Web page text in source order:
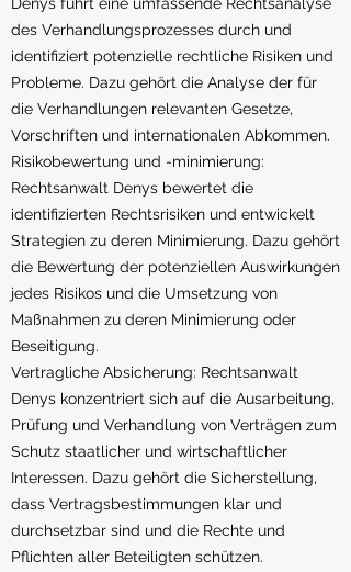
des Verhandlungsprozesses durch und
identifiziert potenzielle rechtliche Risiken und
Probleme. Dazu gehört die Analyse der für
die Verhandlungen relevanten Gesetze,
Vorschriften und internationalen Abkommen.
Risikobewertung und -minimierung:
Rechtsanwalt Denys bewertet die
identifizierten Rechtsrisiken und entwickelt
Strategien zu deren Minimierung. Dazu gehört
die Bewertung der potenziellen Auswirkungen
jedes Risikos und die Umsetzung von
Maßnahmen zu deren Minimierung oder
Beseitigung.
Vertragliche Absicherung: Rechtsanwalt
Denys konzentriert sich auf die Ausarbeitung,
Prüfung und Verhandlung von Verträgen zum
Schutz staatlicher und wirtschaftlicher
Interessen. Dazu gehört die Sicherstellung,
dass Vertragsbestimmungen klar und
durchsetzbar sind und die Rechte und
Pflichten aller Beteiligten schützen.